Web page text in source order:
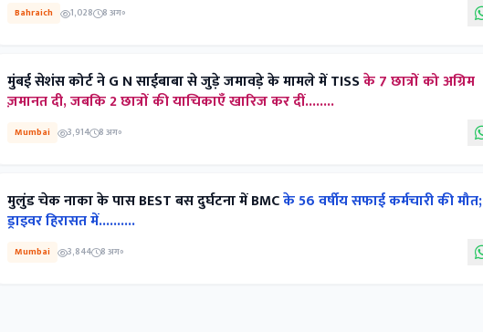
Bahraich 1,028 8 अग॰
मुंबई सेशंस कोर्ट ने G N साईबाबा से जुड़े जमावड़े के मामले में TISSके 7 छात्रों को अग्रिम
ज़मानत दी, जबकि 2 छात्रों की याचिकाएँ खारिज कर दीं........
Mumbai 3,914 8 अग॰
मुलुंड चेक नाका के पास BEST बस दुर्घटना में BMCके 56 वर्षीय सफाई कर्मचारी की मौत;
ड्राइवर हिरासत में..........
Mumbai 3,844 8 अग॰